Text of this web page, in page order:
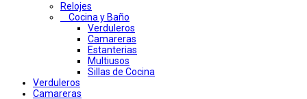
Relojes
Cocina y Baño
Verduleros
Camareras
Estanterias
Multiusos
Sillas de Cocina
Verduleros
Camareras